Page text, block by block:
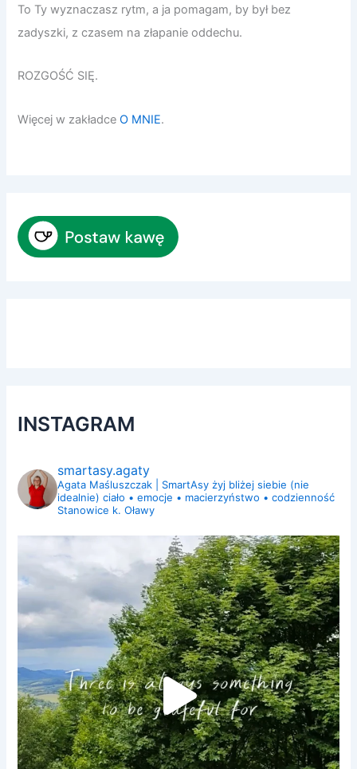
To Ty wyznaczasz rytm, a ja pomagam, by był bez
zadyszki, z czasem na złapanie oddechu.
ROZGOŚĆ SIĘ.
Więcej w zakładceO MNIE.
INSTAGRAM
smartasy.agaty
Agata Maśluszczak | SmartAsy żyj bliżej siebie (nie
idealnie) ciało • emocje • macierzyństwo • codzienność
Stanowice k. Oławy